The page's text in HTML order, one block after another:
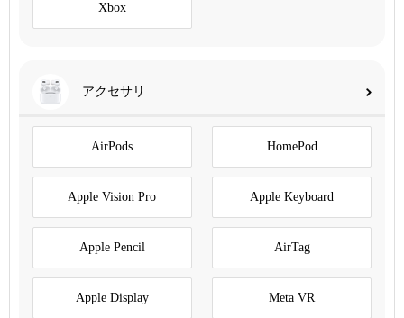
Xbox
アクセサリ
AirPods HomePod
Apple Vision Pro Apple Keyboard
Apple Pencil AirTag
Apple Display Meta VR